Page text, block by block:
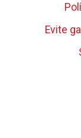
Evite